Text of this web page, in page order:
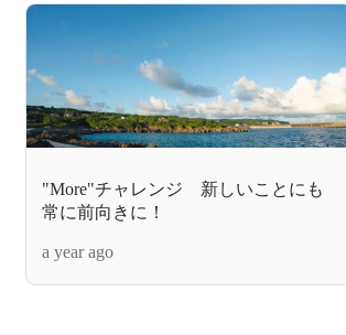
"More"チャレンジ 新しいことにも
常に前向きに！
a year ago